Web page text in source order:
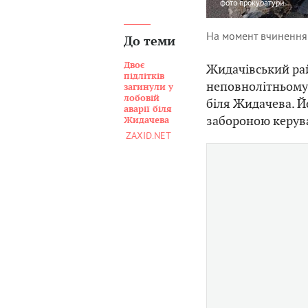
До теми
Двоє
підлітків
загинули у
лобовій
аварії біля
Жидачева
ZAXID.NET
фотопрокуратури
На момент
Жидачівський
біля Жидачева.
забороною